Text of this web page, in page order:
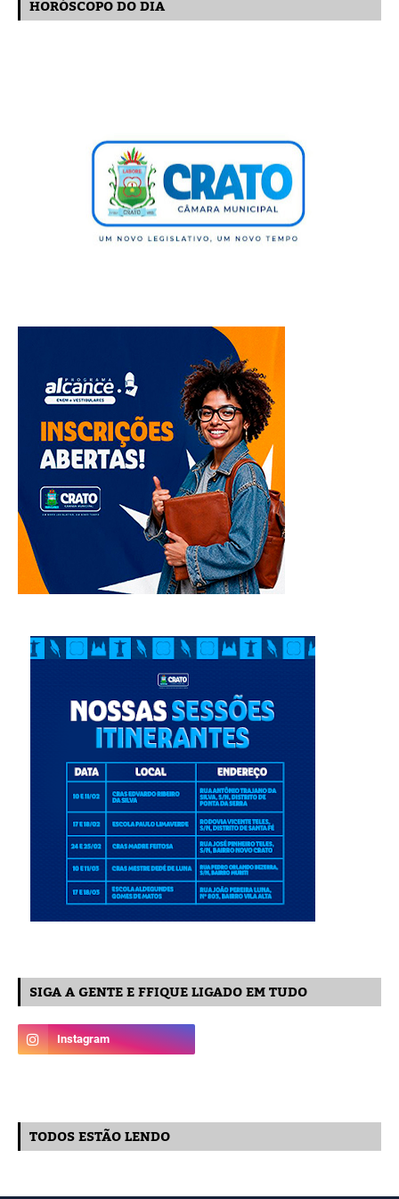
HORÓSCOPO DO DIA
SIGA A GENTE E FFIQUE LIGADO EM TUDO
TODOS ESTÃO LENDO